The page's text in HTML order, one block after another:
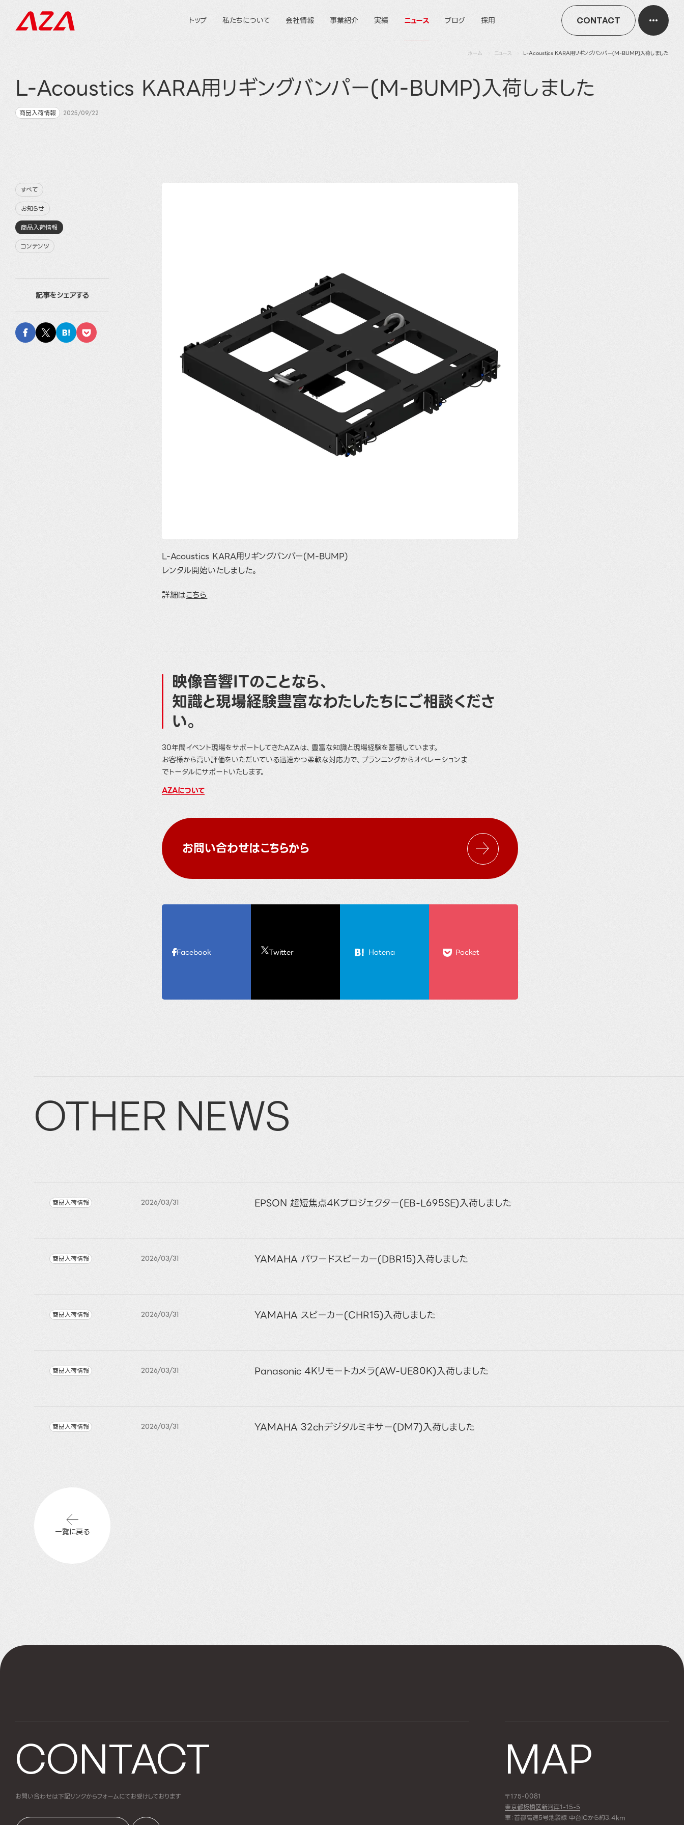
CONTACT
トップ 私たちについて 会社情報 事業紹介 実績 ニュース ブログ 採用
ホーム ニュース L-Acoustics KARA用リギングバンパー(M-BUMP)入荷しました
L-Acoustics KARA用リギングバンパー(M-BUMP)入荷しました
商品入荷情報 2025/09/22
すべて
お知らせ
商品入荷情報
コンテンツ
記事をシェアする
L-Acoustics KARA用リギングバンパー(M-BUMP)
レンタル開始いたしました。
詳細はこちら
映像音響ITのことなら、
知識と現場経験豊富なわたしたちにご相談くださ
い。
30年間イベント現場をサポートしてきたAZAは、豊富な知識と現場経験を蓄積しています。
お客様から高い評価をいただいている迅速かつ柔軟な対応力で、プランニングからオペレーションま
でトータルにサポートいたします。
AZAについて
お問い合わせはこちらから
Facebook Twitter Hatena Pocket
OTHER NEWS
商品入荷情報 2026/03/31 EPSON 超短焦点4Kプロジェクター(EB-L695SE)入荷しました
商品入荷情報 2026/03/31 YAMAHA パワードスピーカー(DBR15)入荷しました
商品入荷情報 2026/03/31 YAMAHA スピーカー(CHR15)入荷しました
商品入荷情報 2026/03/31 Panasonic 4Kリモートカメラ(AW-UE80K)入荷しました
商品入荷情報 2026/03/31 YAMAHA 32chデジタルミキサー(DM7)入荷しました
一覧に戻る
CONTACT
お問い合わせは下記リンクからフォームにてお受けしております
MAP
〒175-0081
東京都板橋区新河岸1-15-5
車：首都高速5号池袋線 中台ICから約3.4km